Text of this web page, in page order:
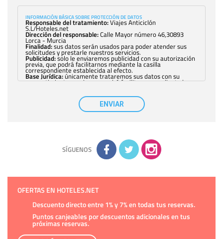
INFORMACIÓN BÁSICA SOBRE PROTECCIÓN DE DATOS
Responsable del tratamiento:Viajes Anticiclón
S.L/Hoteles.net
Dirección del responsable:Calle Mayor número 46,30893
Lorca - Murcia
Finalidad:sus datos serán usados para poder atender sus
solicitudes y prestarle nuestros servicios.
Publicidad:solo le enviaremos publicidad con su autorización
previa, que podrá facilitarnos mediante la casilla
correspondiente establecida al efecto.
Base Jurídica:únicamente trataremos sus datos con su
consentimiento previo, que podrá facilitarnos mediante la
con carácter general, sólo el personal de
nuestra entidad que esté debidamente autorizado podrá
tener conocimiento de la información que le pedimos. No se
comunicarán datos a terceros.
adicional y detallada sobre cómo tratamos sus datos en la
política de privacidad
ENVIAR
SÍGUENOS
OFERTAS EN HOTELES.NET
Descuento directo entre 1% y 7% en todas tus reservas.
Puntos canjeables por descuentos adicionales en tus
próximas reservas.